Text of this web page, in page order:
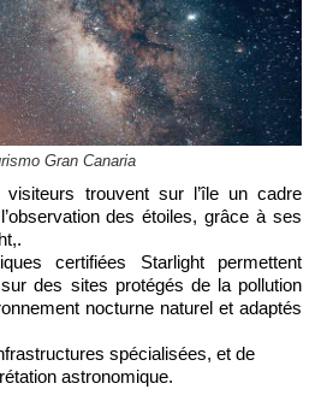
Gran Canaria
des étoiles, grâce à ses
certifiées Starlight permettent
des sites protégés de la pollution
nocturne naturel et adaptés
spécialisées, et de
astronomique.